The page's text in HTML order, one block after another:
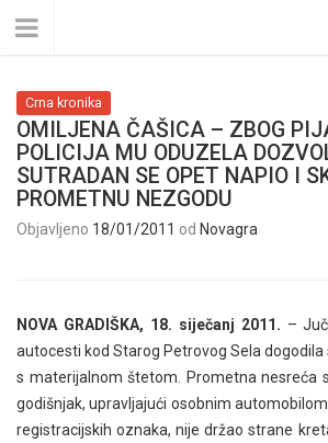
Crna kronika
OMILJENA ČAŠICA – ZBOG
POLICIJA MU ODUZELA
SUTRADAN SE OPET NAPIO I
PROMETNU NEZGODU
Objavljeno 18/01/2011 od Novagra
NOVA GRADIŠKA, 18. siječanj 2011. –
autocesti kod Starog Petrovog Sela
s materijalnom štetom. Prometna nesreća
godišnjak, upravljajući osobnim
registracijskih oznaka, nije držao strane